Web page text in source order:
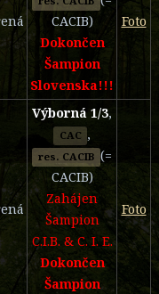
CACIB)
Dokončen
Šampion
Slovenska!!!
Foto
Výborná 1/3,
CAC ,
res. CACIB (=
CACIB)
Zahájen
Šampion
C.I.B. & C. I. E.
Dokončen
Šampion
Foto